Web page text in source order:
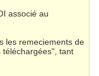
associé au
les remeciements de
téléchargées", tant